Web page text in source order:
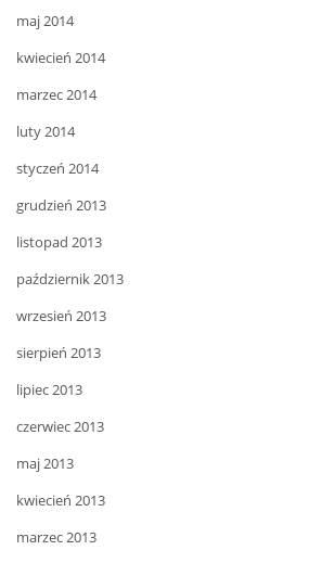
maj 2014
kwiecień 2014
marzec 2014
luty 2014
styczeń 2014
grudzień 2013
listopad 2013
październik 2013
wrzesień 2013
sierpień 2013
lipiec 2013
czerwiec 2013
maj 2013
kwiecień 2013
marzec 2013